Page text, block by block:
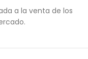
a la venta de los